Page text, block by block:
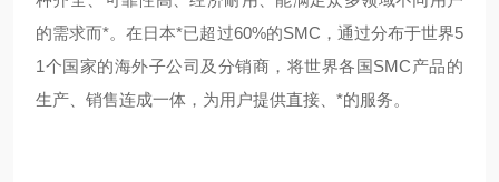
的需求而*。在日本*已超过60%的SMC，通过分布于世界5
1个国家的海外子公司及分销商，将世界各国SMC产品的
生产、销售连成一体，为用户提供直接、*的服务。